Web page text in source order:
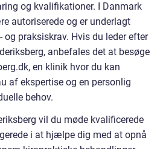
og kvalifikationer. I Danmark
autoriserede og er underlagt
og praksiskrav. Hvis du leder efter
anbefales det at besøge
en klinik hvor du kan
af ekspertise og en personlig
behov.
vil du møde kvalificerede
i at hjælpe dig med at opnå